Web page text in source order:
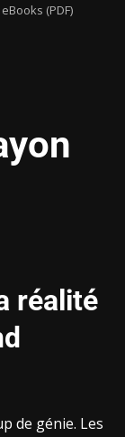
(PDF)
réalité
de génie. Les